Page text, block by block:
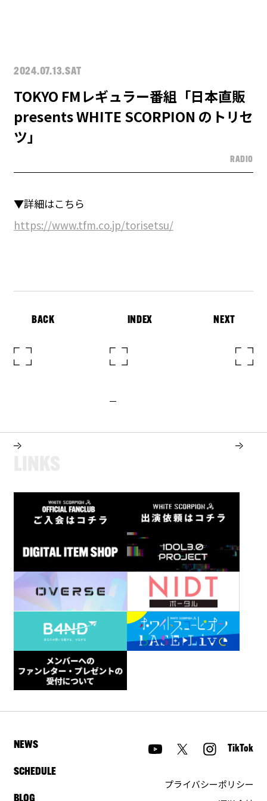
2024.07.13.SAT
TOKYO FMレギュラー番組「日本直販
presents WHITE SCORPION のトリセ
ツ」
RADIO
▼詳細はこちら
https://www.tfm.co.jp/torisetsu/
BACK INDEX NEXT
NEWS
SCHEDULE
BLOG
TikTok
プライバシーポリシー